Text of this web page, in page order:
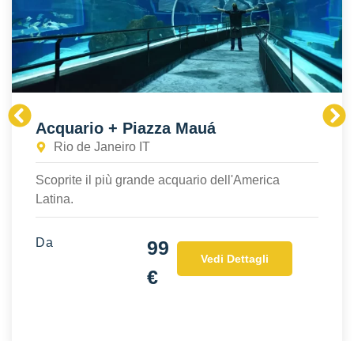
Acquario + Piazza Mauá
Rio de Janeiro IT
Scoprite il più grande acquario dell'America
Latina.
Da
99
€
Vedi Dettagli